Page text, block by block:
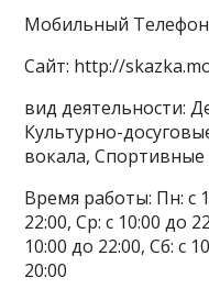
Мобильный
Сайт: http://
вид деятельности:
Культурно-
вокала, Спортивные
Время работы: Пн: с
22:00, Ср: с 10:00 до
10:00 до 22:00, Сб: с
20:00